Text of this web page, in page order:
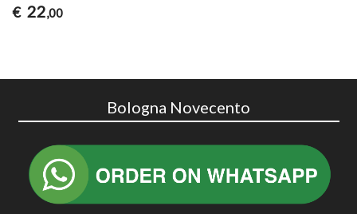
€ 22,00
Bologna Novecento